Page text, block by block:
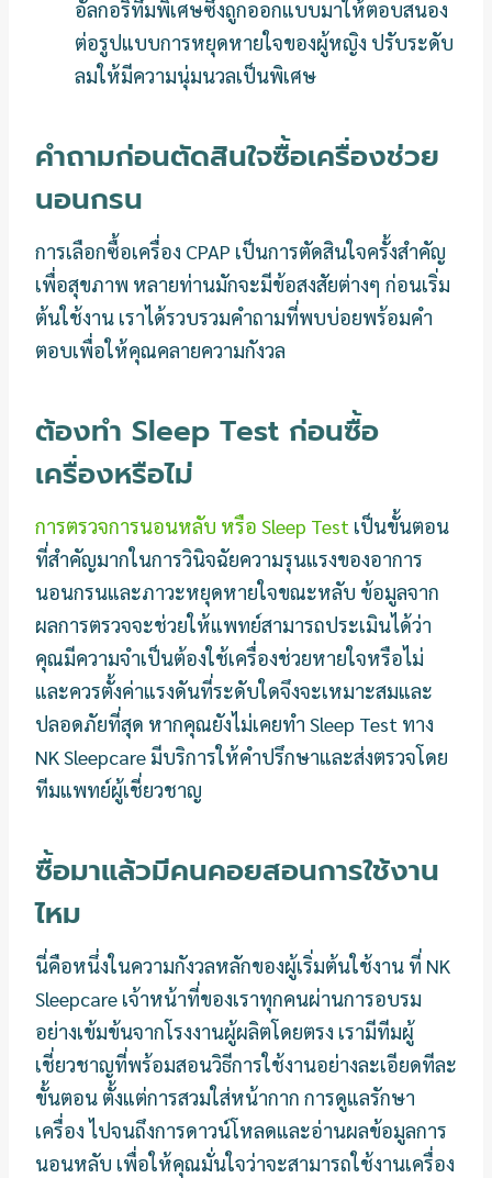
อัลกอริทึมพิเศษซึ่งถูกออกแบบมาให้ตอบสนอง
ต่อรูปแบบการหยุดหายใจของผู้หญิง ปรับระดับ
ลมให้มีความนุ่มนวลเป็นพิเศษ
คำถามก่อนตัดสินใจซื้อเครื่องช่วย
นอนกรน
การเลือกซื้อเครื่อง CPAP เป็นการตัดสินใจครั้งสำคัญ
เพื่อสุขภาพ หลายท่านมักจะมีข้อสงสัยต่างๆ ก่อนเริ่ม
ต้นใช้งาน เราได้รวบรวมคำถามที่พบบ่อยพร้อมคำ
ตอบเพื่อให้คุณคลายความกังวล
ต้องทำ Sleep Test ก่อนซื้อ
เครื่องหรือไม่
การตรวจการนอนหลับ หรือ Sleep Test เป็นขั้นตอน
ที่สำคัญมากในการวินิจฉัยความรุนแรงของอาการ
นอนกรนและภาวะหยุดหายใจขณะหลับ ข้อมูลจาก
ผลการตรวจจะช่วยให้แพทย์สามารถประเมินได้ว่า
คุณมีความจำเป็นต้องใช้เครื่องช่วยหายใจหรือไม่
และควรตั้งค่าแรงดันที่ระดับใดจึงจะเหมาะสมและ
ปลอดภัยที่สุด หากคุณยังไม่เคยทำ Sleep Test ทาง
NK Sleepcare มีบริการให้คำปรึกษาและส่งตรวจโดย
ทีมแพทย์ผู้เชี่ยวชาญ
ซื้อมาแล้วมีคนคอยสอนการใช้งาน
ไหม
นี่คือหนึ่งในความกังวลหลักของผู้เริ่มต้นใช้งาน ที่ NK
Sleepcare เจ้าหน้าที่ของเราทุกคนผ่านการอบรม
อย่างเข้มข้นจากโรงงานผู้ผลิตโดยตรง เรามีทีมผู้
เชี่ยวชาญที่พร้อมสอนวิธีการใช้งานอย่างละเอียดทีละ
ขั้นตอน ตั้งแต่การสวมใส่หน้ากาก การดูแลรักษา
เครื่อง ไปจนถึงการดาวน์โหลดและอ่านผลข้อมูลการ
นอนหลับ เพื่อให้คุณมั่นใจว่าจะสามารถใช้งานเครื่อง